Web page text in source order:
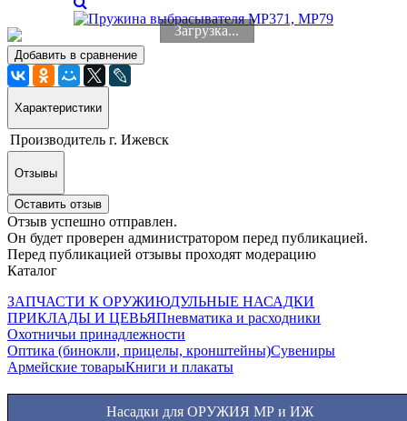
Загрузка...
Добавить в сравнение
Характеристики
Производитель г. Ижевск
Отзывы
Оставить отзыв
Отзыв успешно отправлен.
Он будет проверен администратором перед публикацией.
Перед публикацией отзывы проходят модерацию
Каталог
ЗАПЧАСТИ К ОРУЖИЮДУЛЬНЫЕ НАСАДКИ
ПРИКЛАДЫ И ЦЕВЬЯПневматика и расходники
Охотничьи принадлежности
Оптика (бинокли, прицелы, кронштейны)Сувениры
Армейские товарыКниги и плакаты
Насадки для ОРУЖИЯ МР и ИЖ